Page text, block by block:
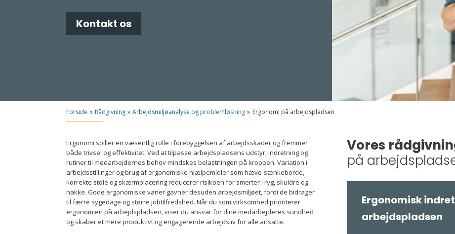
Kontakt os
Forside » Rådgivning » Arbejdsmiljøanalyse og problemløsning » Ergonomi på arbejdspladsen
Ergonomi spiller en væsentlig rolle i forebyggelsen af arbejdsskader og fremmer
både trivsel og effektivitet. Ved at tilpasse arbejdspladsens udstyr, indretning og
rutiner til medarbejdernes behov mindskes belastningen på kroppen. Variation i
arbejdsstillinger og brug af ergonomiske hjælpemidler som hæve-sænkeborde,
korrekte stole og skærmplacering reducerer risikoen for smerter i ryg, skuldre og
nakke. Gode ergonomiske vaner gavner desuden arbejdsmiljøet, fordi de bidrager
til færre sygedage og større jobtilfredshed. Når du som virksomhed prioriterer
ergonomien på arbejdspladsen, viser du ansvar for dine medarbejderes sundhed
og skaber et mere produktivt og engagerende arbejdsliv for alle ansatte.
Vores
på
Ergonomisk
arbejdspladsen